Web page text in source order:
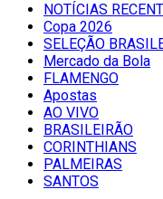
NOTÍCIAS
Copa 2026
SELEÇÃO
Mercado da Bola
FLAMENGO
Apostas
AO VIVO
BRASILEIRÃO
CORINTHIANS
PALMEIRAS
SANTOS